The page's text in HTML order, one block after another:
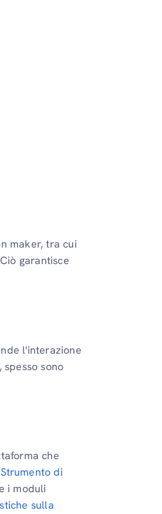
maker, tra cui
garantisce
l'interazione
sono
che
Strumento di
i moduli
sulla